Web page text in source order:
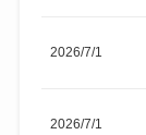
2026/7/1
2026/7/1